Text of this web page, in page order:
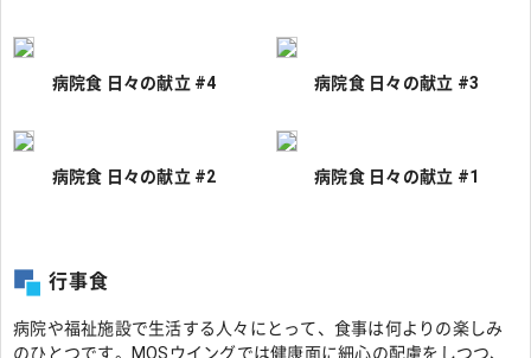
病院食 日々の献立 #4 病院食 日々の献立 #3
病院食 日々の献立 #2 病院食 日々の献立 #1
行事食
病院や福祉施設で生活する人々にとって、食事は何よりの楽しみ
のひとつです。MOSウイングでは健康面に細心の配慮をしつつ、